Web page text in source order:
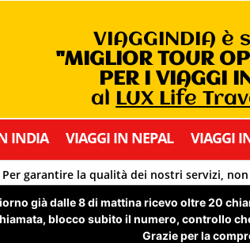
VIAGGINDIA
"MIGLIOR TOUR
PER I VIAGGI
al LUX Life
INDIA VIAGGI IN NEPAL VIAGGI
Per garantire la qualità dei nostri servizi,
già dalle 8 di mattina ricevo oltre 20
blocco subito il numero, controllo
Grazie per la